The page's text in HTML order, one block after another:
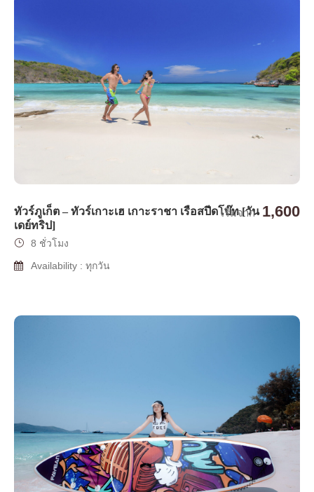
ทัวร์ภูเก็ต – ทัวร์เกาะเฮ เกาะราชา เรือสปีดโบ๊ท [วัน
เดย์ทริป]
เริ่มจาก 1,600
8 ชั่วโมง
Availability : ทุกวัน